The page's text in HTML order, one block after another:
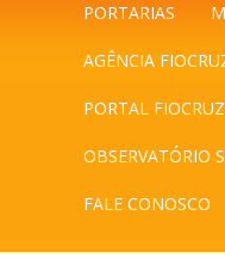
PORTARIAS
AGÊNCIA
PORTAL FIOCRUZ
OBSERVATÓRIO
FALE CONOSCO